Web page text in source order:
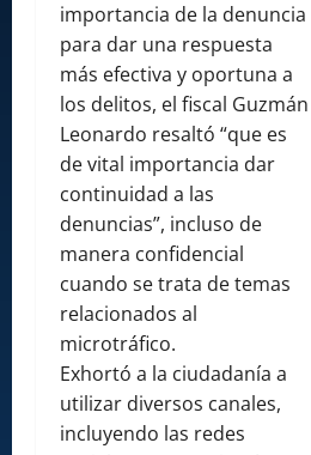
importancia de la denuncia
para dar una respuesta
más efectiva y oportuna a
los delitos, el fiscal Guzmán
Leonardo resaltó “que es
de vital importancia dar
continuidad a las
denuncias”, incluso de
manera confidencial
cuando se trata de temas
relacionados al
microtráfico.
Exhortó a la ciudadanía a
utilizar diversos canales,
incluyendo las redes